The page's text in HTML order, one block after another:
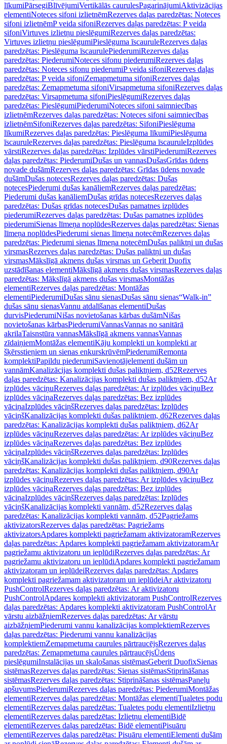
līkumiPārsegiBlīvējumiVertikālās caurulesPagarinājumiAktivizācijas
elementiNoteces sifoni izlietnēmRezerves daļas paredzētas: Noteces
sifoni izlietnēmP veida sifoniRezerves daļas paredzētas: P veida
sifoniVirtuves izlietņu pieslēgumiRezerves daļas paredzētas:
Virtuves izlietņu pieslēgumiPieslēguma īscauruleRezerves daļas
paredzētas: Pieslēguma īscaurulePiederumiRezerves daļas
paredzētas: PiederumiNoteces sifonu piederumiRezerves daļas
paredzētas: Noteces sifonu piederumiP veida sifoniRezerves daļas
paredzētas: P veida sifoniZemapmetuma sifoniRezerves daļas
paredzētas: Zemapmetuma sifoniVirsapmetuma sifoniRezerves daļas
paredzētas: Virsapmetuma sifoniPieslēgumiRezerves daļas
paredzētas: PieslēgumiPiederumiNoteces sifoni saimniecības
izlietnēmRezerves daļas paredzētas: Noteces sifoni saimniecības
izlietnēmSifoniRezerves daļas paredzētas: SifoniPieslēguma
līkumiRezerves daļas paredzētas: Pieslēguma līkumiPieslēguma
īscauruleRezerves daļas paredzētas: Pieslēguma īscauruleIzplūdes
vārstiRezerves daļas paredzētas: Izplūdes vārstiPiederumiRezerves
daļas paredzētas: PiederumiDušas un vannasDušasGrīdas ūdens
novade dušāmRezerves daļas paredzētas: Grīdas ūdens novade
dušāmDušas notecesRezerves daļas paredzētas: Dušas
notecesPiederumi dušas kanāliemRezerves daļas paredzētas:
Piederumi dušas kanāliemDušas grīdas notecesRezerves daļas
paredzētas: Dušas grīdas notecesDušas pamatnes izplūdes
piederumiRezerves daļas paredzētas: Dušas pamatnes izplūdes
piederumiSienas līmeņa noplūdesRezerves daļas paredzētas: Sienas
līmeņa noplūdesPiederumi sienas līmeņa notecēmRezerves daļas
paredzētas: Piederumi sienas līmeņa notecēmDušas paliktņi un dušas
virsmasRezerves daļas paredzētas: Dušas paliktņi un dušas
virsmasMākslīgā akmens dušas virsmas un Geberit Duofix
uzstādīšanas elementiMākslīgā akmens dušas virsmasRezerves daļas
paredzētas: Mākslīgā akmens dušas virsmasMontāžas
elementiRezerves daļas paredzētas: Montāžas
elementiPiederumiDušas sānu sienasDušas sānu sienas“Walk-in”
dušas sānu sienasVannu atdalīšanas elementiDušas
durvisPiederumiNišas novietošanas kārbas dušāmNišas
novietošanas kārbasPiederumiVannasVannas no sanitārā
akrilaTaisnstūra vannasMākslīgā akmens vannasVannas
zīdaiņiemMontāžas elementiKāju komplekti un komplekti ar
šķērsstieņiem un sienas enkurskrūvēmPiederumiRemonta
komplektiPapildu piederumiSavienotājelementi dušām un
vannāmKanalizācijas komplekti dušas paliktņiem, d52Rezerves
daļas paredzētas: Kanalizācijas komplekti dušas paliktņiem, d52Ar
izplūdes vāciņuRezerves daļas paredzētas: Ar izplūdes vāciņuBez
izplūdes vāciņaRezerves daļas paredzētas: Bez izplūdes
vāciņaIzplūdes vāciņšRezerves daļas paredzētas: Izplūdes
vāciņšKanalizācijas komplekti dušas paliktņiem, d62Rezerves daļas
paredzētas: Kanalizācijas komplekti dušas paliktņiem, d62Ar
izplūdes vāciņuRezerves daļas paredzētas: Ar izplūdes vāciņuBez
izplūdes vāciņaRezerves daļas paredzētas: Bez izplūdes
vāciņaIzplūdes vāciņšRezerves daļas paredzētas: Izplūdes
vāciņšKanalizācijas komplekti dušas paliktņiem, d90Rezerves daļas
paredzētas: Kanalizācijas komplekti dušas paliktņiem, d90Ar
izplūdes vāciņuRezerves daļas paredzētas: Ar izplūdes vāciņuBez
izplūdes vāciņaRezerves daļas paredzētas: Bez izplūdes
vāciņaIzplūdes vāciņšRezerves daļas paredzētas: Izplūdes
vāciņšKanalizācijas komplekti vannām, d52Rezerves daļas
paredzētas: Kanalizācijas komplekti vannām, d52Pagriežams
aktivizatorsRezerves daļas paredzētas: Pagriežams
aktivizatorsApdares komplekti pagriežamam aktivizatoramRezerves
daļas paredzētas: Apdares komplekti pagriežamam aktivizatoramAr
pagriežamu aktivizatoru un ieplūdiRezerves daļas paredzētas: Ar
pagriežamu aktivizatoru un ieplūdiApdares komplekti pagriežamam
aktivizatoram un ieplūdeiRezerves daļas paredzētas: Apdares
komplekti pagriežamam aktivizatoram un ieplūdeiAr aktivizatoru
PushControlRezerves daļas paredzētas: Ar aktivizatoru
PushControlApdares komplekti aktivizatoram PushControlRezerves
daļas paredzētas: Apdares komplekti aktivizatoram PushControlAr
vārstu aizbāžņiemRezerves daļas paredzētas: Ar vārstu
aizbāžņiemPiederumi vannu kanalizācijas komplektiemRezerves
daļas paredzētas: Piederumi vannu kanalizācijas
komplektiemZemapmetuma caurules pārtraucējsRezerves daļas
paredzētas: Zemapmetuma caurules pārtraucējsŪdens
pieslēgumiInstalācijas un skalošanas sistēmasGeberit DuofixSienas
sistēmasRezerves daļas paredzētas: Sienas sistēmasStiprināšanas
sistēmasRezerves daļas paredzētas: Stiprināšanas sistēmasPaneļu
apšuvumsPiederumiRezerves daļas paredzētas: PiederumiMontāžas
elementiRezerves daļas paredzētas: Montāžas elementiTualetes podu
elementiRezerves daļas paredzētas: Tualetes podu elementiIzlietņu
elementiRezerves daļas paredzētas: Izlietņu elementiBidē
elementiRezerves daļas paredzētas: Bidē elementiPisuāru
elementiRezerves daļas paredzētas: Pisuāru elementiElementi dušām